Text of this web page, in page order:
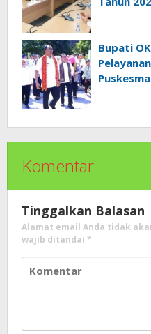
Bupati
Komentar
Tinggalkan Balasan
Alamat email Anda tidak
wajib ditandai *